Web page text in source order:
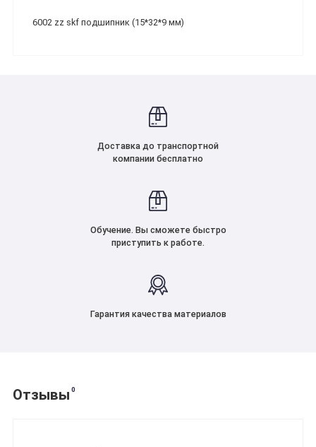
6002 zz skf подшипник (15*32*9 мм)
Доставка до транспортной
компании бесплатно
Обучение. Вы сможете быстро
приступить к работе.
Гарантия качества материалов
Отзывы 0